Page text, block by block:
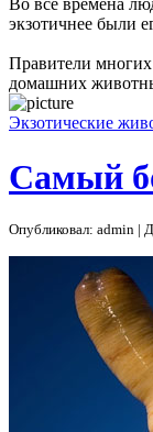
Во все времена
экзотичнее были
Правители
домашних
Экзотические
Самый
Опубликовал: admin |